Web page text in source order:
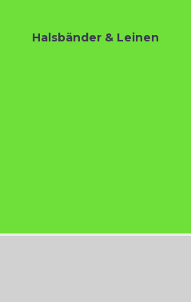
Halsbänder & Leinen